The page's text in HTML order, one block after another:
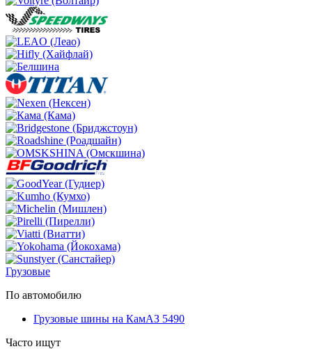
Грузовые
По автомобилю
Грузовые шины на КамАЗ 5490
Часто ищут